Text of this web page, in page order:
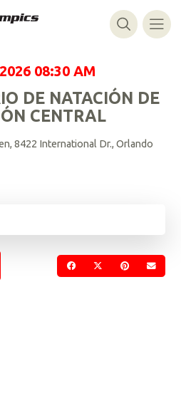
08:30 AM
DE NATACIÓN DE
CENTRAL
8422 International Dr., Orlando
COMPARTIR EN
COMPARTIR EN